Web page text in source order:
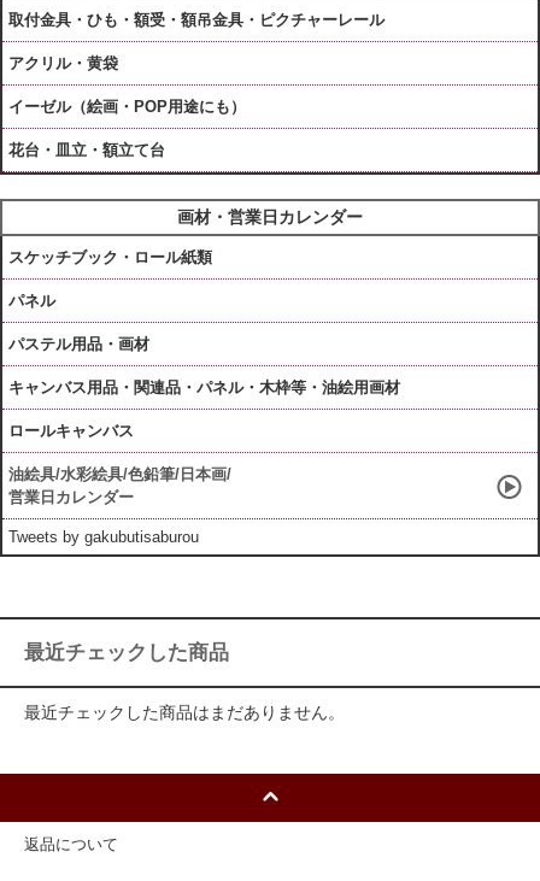
取付金具・ひも・額受・額吊金具・ピクチャーレール
アクリル・黄袋
イーゼル（絵画・POP用途にも）
花台・皿立・額立て台
画材・営業日カレンダー
スケッチブック・ロール紙類
パネル
パステル用品・画材
キャンバス用品・関連品・パネル・木枠等・油絵用画材
ロールキャンバス
油絵具/水彩絵具/色鉛筆/日本画/
営業日カレンダー
Tweets by gakubutisaburou
最近チェックした商品
最近チェックした商品はまだありません。
返品について